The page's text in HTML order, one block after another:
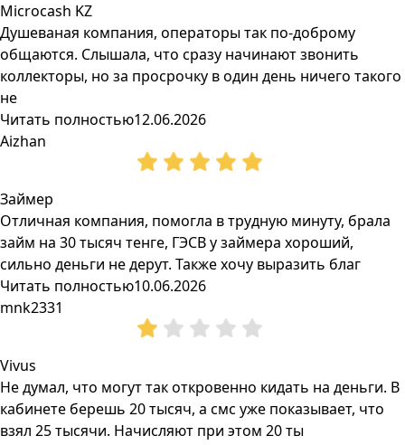
Microcash KZ
Душеваная компания, операторы так по-доброму
общаются. Слышала, что сразу начинают звонить
коллекторы, но за просрочку в один день ничего такого
не
Читать полностью12.06.2026
Aizhan
Займер
Отличная компания, помогла в трудную минуту, брала
займ на 30 тысяч тенге, ГЭСВ у займера хороший,
сильно деньги не дерут. Также хочу выразить благ
Читать полностью10.06.2026
mnk2331
Vivus
Не думал, что могут так откровенно кидать на деньги. В
кабинете берешь 20 тысяч, а смс уже показывает, что
взял 25 тысячи. Начисляют при этом 20 ты